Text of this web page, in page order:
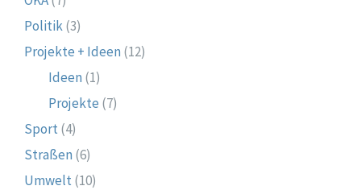
Politik(3)
Projekte + Ideen (12)
Ideen (1)
Projekte (7)
Sport(4)
Straßen (6)
Umwelt(10)